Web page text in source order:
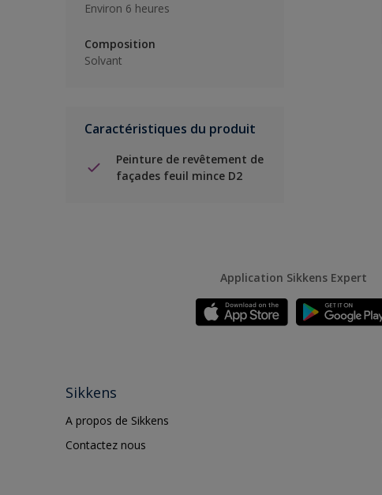
Environ 6 heures
Composition
Solvant
Caractéristiques du produit
Peinture de revêtement de
façades feuil mince D2
Application Sikkens Expert
Sikkens
A propos de Sikkens
Contactez nous